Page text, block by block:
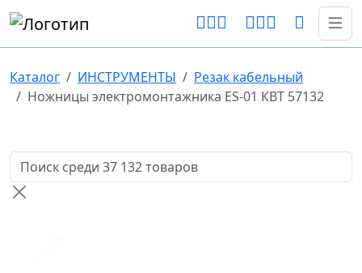
Каталог ИНСТРУМЕНТЫ
Резак кабельный
Ножницы электромонтажника ES-01 КВТ 57132
Поиск товаров по названию или артикулу